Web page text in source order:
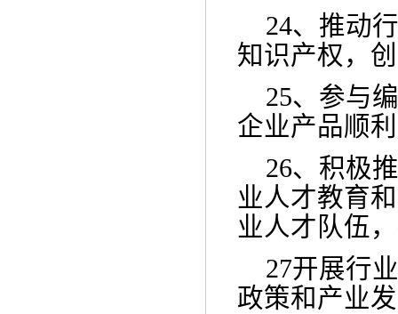
24、 推动
知识产权，
25、 参与
企业产品顺
26、 积极
业人才教育
业人才队伍
27开展行
政策和产业